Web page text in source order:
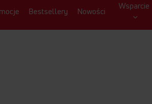
Bestsellery Nowości Wsparcie